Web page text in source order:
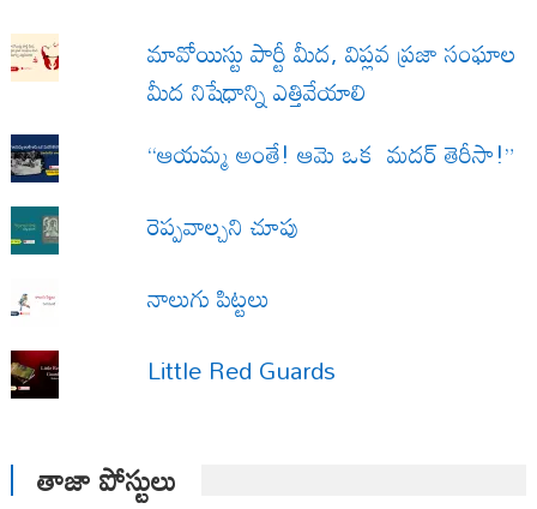
మావోయిస్టు పార్టీ మీద, విప్లవ ప్రజా సంఘాల
మీద నిషేధాన్ని ఎత్తివేయాలి
“ఆయమ్మ అంతే! ఆమె ఒక మదర్ తెరీసా!”
రెప్పవాల్చని చూపు
నాలుగు పిట్టలు
Little Red Guards
తాజా పోస్టులు